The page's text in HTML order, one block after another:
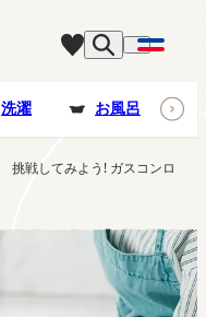
洗濯 お風呂
挑戦してみよう! ガスコンロ活用